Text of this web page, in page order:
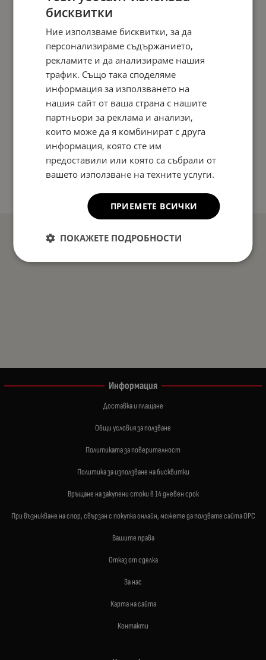
Информация
Доставка и плащане
Общи условия за ползване
Политиката за поверителност
Политика за използване на бисквитки
Връщане на закупени стоки в 14 дневен срок
При възникване на спор, свързан с покупка онлайн, можете да ползвате сайта ОРС
Вашите права
Отказ от сделка
За нас
Карта на сайта
Контакти
бисквитки
Ние използваме бисквитки, за да
персонализираме съдържанието,
рекламите и да анализираме нашия
трафик. Също така споделяме
информация за използването на
нашия сайт от ваша страна с нашите
партньори за реклама и анализи,
които може да я комбинират с друга
информация, която сте им
предоставили или която са събрали от
вашето използване на техните услуги.
ПРИЕМЕТЕ ВСИЧКИ
ПОКАЖЕТЕ ПОДРОБНОСТИ